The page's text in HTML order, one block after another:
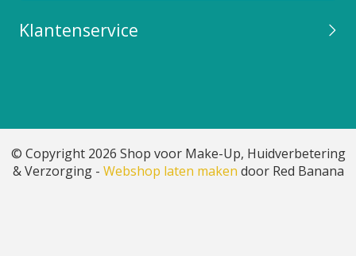
Klantenservice
© Copyright 2026 Shop voor Make-Up, Huidverbetering
& Verzorging - Webshop laten maken door Red Banana